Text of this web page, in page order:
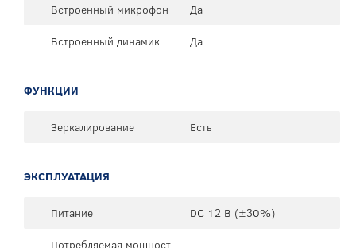
Встроенный микрофон
Да
Встроенный динамик
Да
ФУНКЦИИ
Зеркалирование Есть
ЭКСПЛУАТАЦИЯ
Питание
DC 12 В (±30%)
Потребляемая мощност